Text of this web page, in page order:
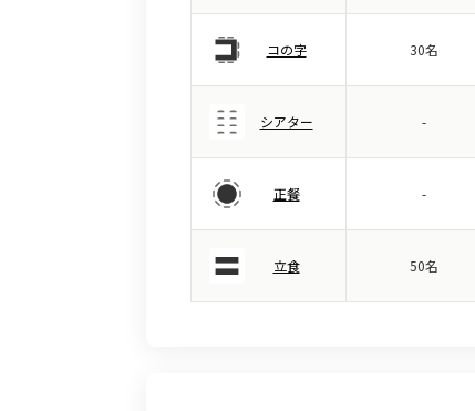
コの字 30名
シアター -
正餐 -
立食 50名